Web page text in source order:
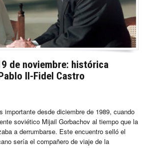
de noviembre: histórica
II-Fidel Castro
importante desde diciembre de 1989, cuando
soviético Mijail Gorbachov al tiempo que la
a derrumbarse. Este encuentro selló el
sería el compañero de viaje de la